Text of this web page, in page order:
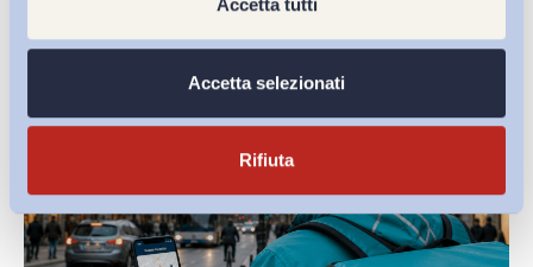
Accetta tutti
Accetta selezionati
Rifiuta